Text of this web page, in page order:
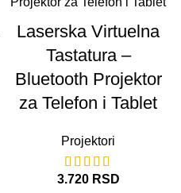
Laserska Virtuelna
Tastatura –
Bluetooth Projektor
za Telefon i Tablet
Projektori
3.720 RSD